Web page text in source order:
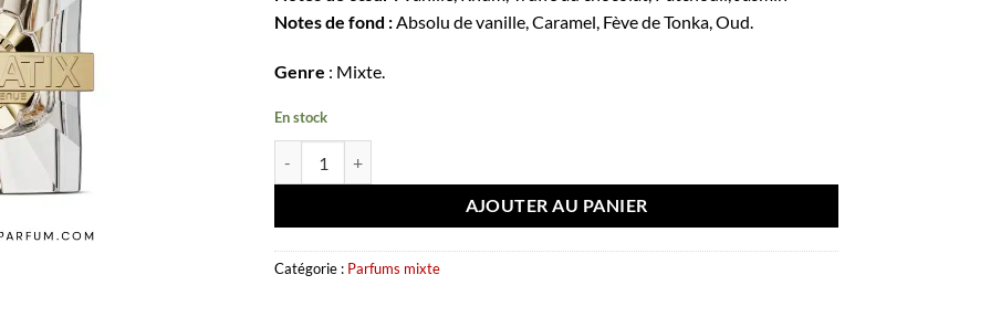
Notes de fond : Absolu de vanille, Caramel, Fève de Tonka, Oud.
Genre : Mixte.
En stock
AJOUTER AU PANIER
Catégorie : Parfums mixte